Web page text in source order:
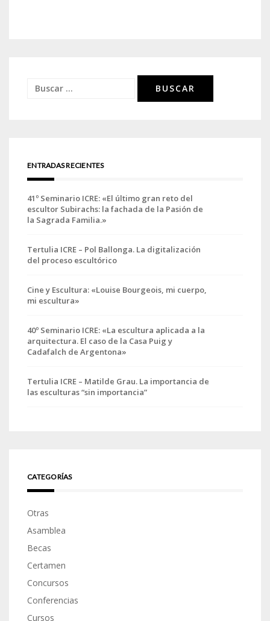
Buscar:
ENTRADAS RECIENTES
41º Seminario ICRE: «El último gran reto del
escultor Subirachs: la fachada de la Pasión de
la Sagrada Familia.»
Tertulia ICRE – Pol Ballonga. La digitalización
del proceso escultórico
Cine y Escultura: «Louise Bourgeois, mi cuerpo,
mi escultura»
40º Seminario ICRE: «La escultura aplicada a la
arquitectura. El caso de la Casa Puig y
Cadafalch de Argentona»
Tertulia ICRE – Matilde Grau. La importancia de
las esculturas “sin importancia”
CATEGORÍAS
Otras
Asamblea
Becas
Certamen
Concursos
Conferencias
Cursos